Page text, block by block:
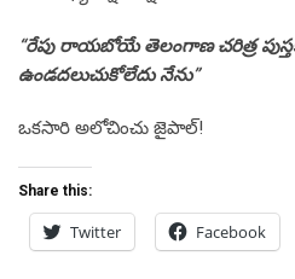
“రేపు రాయబోయే తెలంగాణ చరిత్ర
ఉండదలుచుకోలేదు నేను”
ఒకసారి అలోచించు జైపాల్!
Share this:
Twitter Facebook